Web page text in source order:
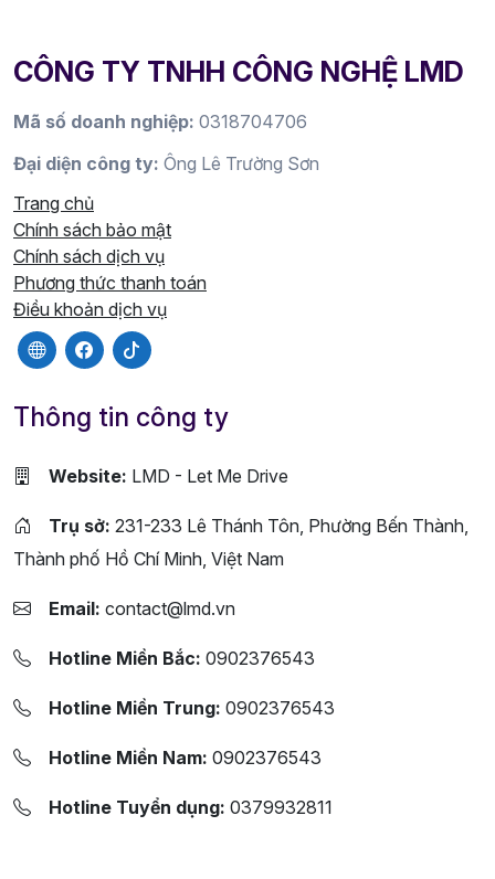
CÔNG TY TNHH CÔNG NGHỆ LMD
Mã số doanh nghiệp: 0318704706
Đại diện công ty: Ông Lê Trường Sơn
Trang chủ
Chính sách bảo mật
Chính sách dịch vụ
Phương thức thanh toán
Điều khoản dịch vụ
Thông tin công ty
Website: LMD - Let Me Drive
Trụ sở: 231-233 Lê Thánh Tôn, Phường Bến Thành,
Thành phố Hồ Chí Minh, Việt Nam
Email: contact@lmd.vn
Hotline Miền Bắc: 0902376543
Hotline Miền Trung: 0902376543
Hotline Miền Nam: 0902376543
Hotline Tuyển dụng: 0379932811